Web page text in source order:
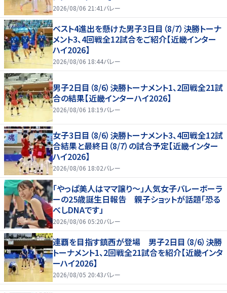
2026/08/06 21:41 バレー
ベスト4進出を懸けた男子3日目（8/7）決勝トーナ
メント3、4回戦全12試合をご紹介【近畿インター
ハイ2026】
2026/08/06 18:44バレー
男子2日目（8/6）決勝トーナメント1、2回戦全21試
合の結果【近畿インターハイ2026】
2026/08/06 18:19バレー
女子3日目（8/6）決勝トーナメント3、4回戦全12試
合結果と最終日（8/7）の試合予定【近畿インター
ハイ2026】
2026/08/06 18:02バレー
「やっぱ美人はママ譲り～」人気女子バレーボーラ
ーの25歳誕生日報告 親子ショットが話題「恐る
べしDNAです」
2026/08/06 05:20バレー
連覇を目指す鎮西が登場 男子2日目（8/6）決勝
トーナメント1、2回戦全21試合を紹介【近畿インタ
ーハイ2026】
2026/08/05 20:43バレー